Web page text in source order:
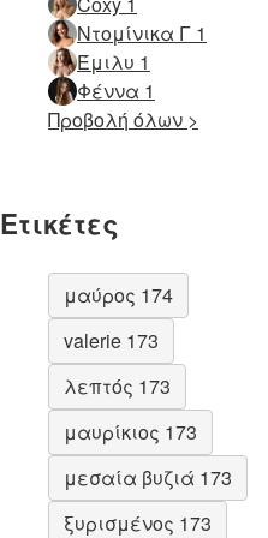
Ντομίνικα Γ 1
Έμιλυ 1
Φέννα 1
Προβολή όλων >
Ετικέτες
μαύρος 174
valerie 173
λεπτός 173
μαυρίκιος 173
μεσαία βυζιά 173
ξυρισμένος 173